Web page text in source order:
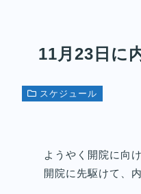
11月23日に
スケジュール
ようやく開院に向
開院に先駆けて、